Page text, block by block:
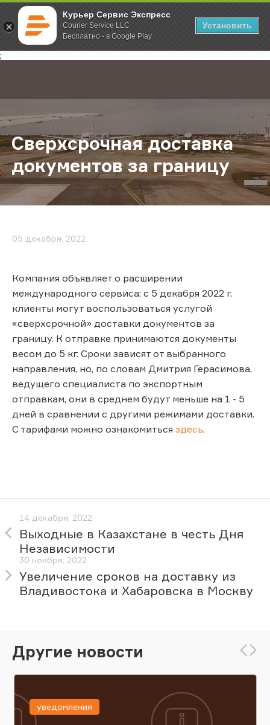
Курьер Сервис Экспресс
Courier Service LLC
Бесплатно - в Google Play
Установить
;
Главная О компании Новости Сверхсрочная доставка
Сверхсрочная доставка
документов за границу
05 декабря, 2022
Компания объявляет о расширении
международного сервиса: с 5 декабря 2022 г.
клиенты могут воспользоваться услугой
«сверхсрочной» доставки документов за
границу. К отправке принимаются документы
весом до 5 кг. Сроки зависят от выбранного
направления, но, по словам Дмитрия Герасимова,
ведущего специалиста по экспортным
отправкам, они в среднем будут меньше на 1 - 5
дней в сравнении с другими режимами доставки.
С тарифами можно ознакомиться здесь.
14 декабря, 2022
Выходные в Казахстане в честь Дня
Независимости
30 ноября, 2022
Увеличение сроков на доставку из
Владивостока и Хабаровска в Москву
Другие новости
уведомления